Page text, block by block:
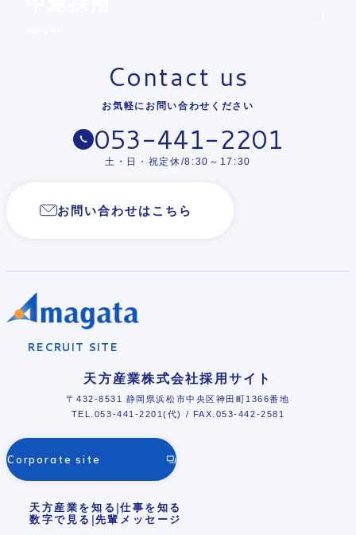
Contact us
お気軽にお問い合わせください
053-441-2201
土・日・祝定休/8:30～17:30
お問い合わせはこちら
RECRUIT SITE
天方産業株式会社採用サイト
〒432-8531 静岡県浜松市中央区神田町1366番地
TEL. 053-441-2201(代) / FAX.053-442-2581
Corporate site
天方産業を知る 仕事を知る
数字で見る 先輩メッセージ